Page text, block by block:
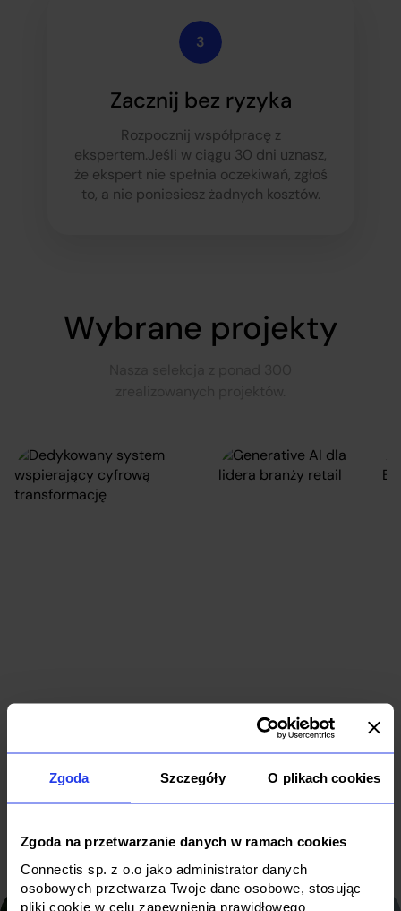
Zgoda Szczegóły O plikach cookies
Zgoda na przetwarzanie danych w ramach cookies
Connectis sp. z o.o jako administrator danych
osobowych przetwarza Twoje dane osobowe, stosując
pliki cookie w celu zapewnienia prawidłowego
Zacznij bez ryzyka
Rozpocznij współpracę z
ekspertem.Jeśli w ciągu 30 dni uznasz,
że ekspert nie spełnia oczekiwań, zgłoś
to, a nie poniesiesz żadnych kosztów.
Wybrane projekty
Data & AI
Cloud
Software
retail
Data & AI